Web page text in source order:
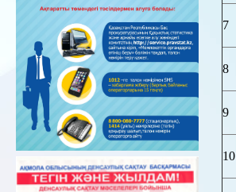
7
8
9
10